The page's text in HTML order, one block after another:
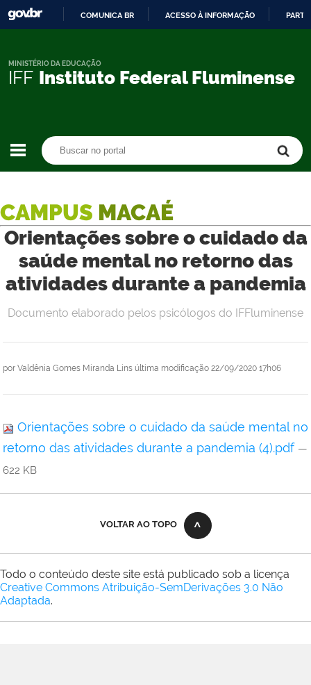
CONTEÚDO
COMUNICA BR ACESSO À INFORMAÇÃO
IFF Instituto Federal Fluminense
MINISTÉRIO DA EDUCAÇÃO
CAMPUS MACAÉ
Orientações sobre o cuidado da
saúde mental no retorno das
atividades durante a pandemia
por Valdênia Gomes Miranda Lins última modificação 22/09/2020 17h06
Documento elaborado pelos psicólogos do IFFluminense
Orientações sobre o cuidado da saúde mental no
retorno das atividades durante a pandemia (4).pdf —
622 KB
VOLTAR AO TOPO
Todo o conteúdo deste site está publicado sob a licença
Creative Commons Atribuição-SemDerivações 3.0 Não
Adaptada.